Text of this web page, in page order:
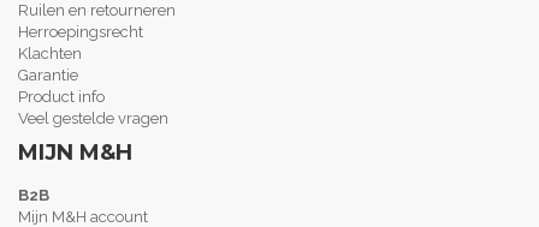
Ruilen en retourneren
Herroepingsrecht
Klachten
Garantie
Product info
Veel gestelde vragen
MIJN M&H
B2B
Mijn M&H account